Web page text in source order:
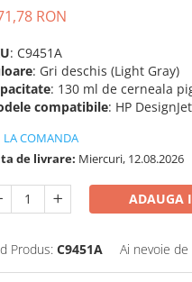
RON
: C9451A
: Gri deschis (Light Gray)
: 130 ml de cerneala
compatibile: HP
LA COMANDA
de livrare: Miercuri, 12.08.2026
ADAUGA
Produs: C9451A Ai nevoie de